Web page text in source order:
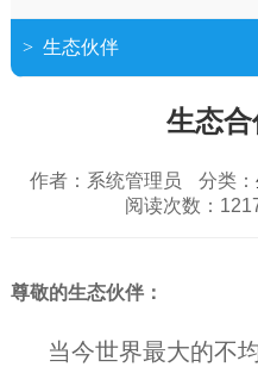
> 生态伙伴
生态
作者：系统管理员 分类：
阅读次数：
尊敬的生态伙伴：
当今世界最大的不